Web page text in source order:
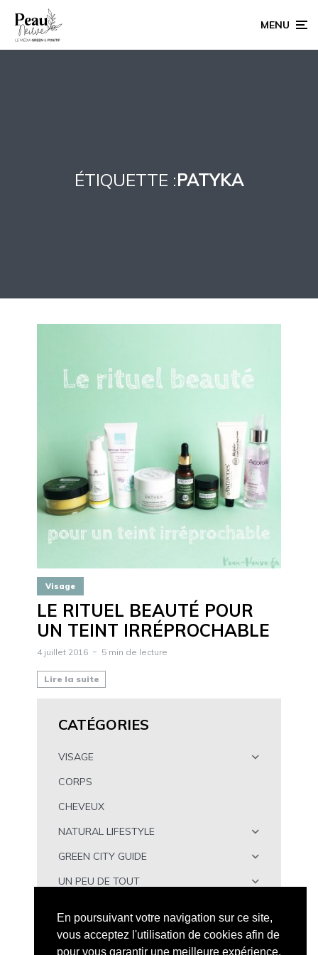
MENU
ÉTIQUETTE :PATYKA
Visage
LE RITUEL BEAUTÉ POUR
UN TEINT IRRÉPROCHABLE
4 juillet 2016 5 min de lecture
Lire la suite
CATÉGORIES
VISAGE
CORPS
CHEVEUX
NATURAL LIFESTYLE
GREEN CITY GUIDE
UN PEU DE TOUT
En poursuivant votre navigation sur ce site,
vous acceptez l'utilisation de cookies afin de
pour vous garantir une meilleure expérience.